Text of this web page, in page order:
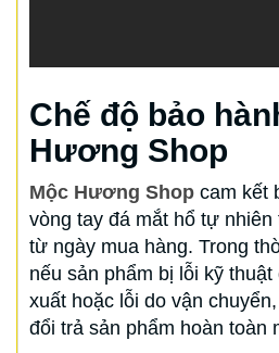
Chế độ bảo
Hương Shop
Mộc Hương Shop cam kết
vòng tay đá mắt hổ tự
từ ngày mua hàng. Trong
nếu sản phẩm bị lỗi kỹ
xuất hoặc lỗi do vận
đổi trả sản phẩm hoàn toàn